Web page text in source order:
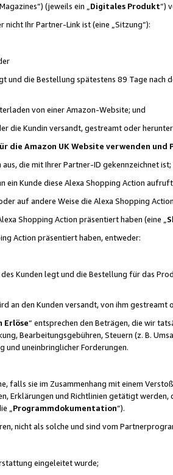
(jeweils ein „ Digitales Produkt“)
Ihr Partner-Link ist (eine „Sitzung“):
die Bestellung spätestens 89 Tage nach
von einer Amazon-Website; und
die Kundin versandt, gestreamt oder
Amazon UK Website verwenden
die mit Ihrer Partner-ID gekennzeichnet ist;
Kunde diese Alexa Shopping Action
auf andere Weise die Alexa Shopping
Shopping Action präsentiert haben (eine „
Action präsentiert haben, entweder:
Kunden legt und die Bestellung für das
den Kunden versandt, von ihm gestreamt
Erlöse“ entsprechen den Beträgen, die wir
Bearbeitungsgebühren, Steuern (z. B.
und uneinbringlicher Forderungen.
falls sie im Zusammenhang mit einem
Erklärungen und Richtlinien getätigt
„ Programmdokumentation“).
nicht als solche und sind vom
eingeleitet wurde;